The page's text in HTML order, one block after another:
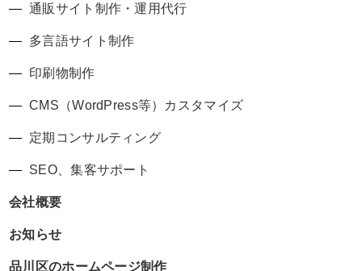
通販サイト制作・運用代行
多言語サイト制作
印刷物制作
CMS（WordPress等）カスタマイズ
定期コンサルティング
SEO、集客サポート
会社概要
お知らせ
品川区のホームページ制作